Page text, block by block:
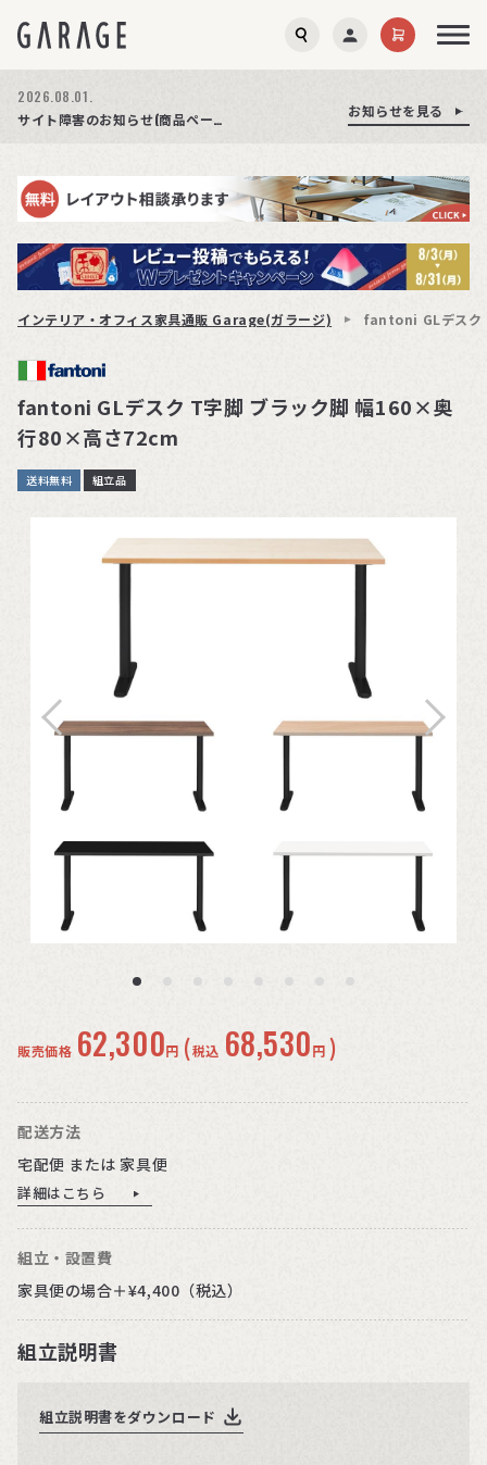
2026.08.03.
お知らせを見る
商品ページ障害復旧のお知らせ お知らせを見る
2026.08.01.
サイト障害のお知らせ(商品ページが正常に表示されない事象発生)
お知らせを見る
インテリア・オフィス家具通販 Garage(ガラージ) fantoni GLデスク
fantoni GLデスク T字脚 ブラック脚 幅160×奥
行80×高さ72cm
送料無料 組立品
販売価格 62,300円 (税込 68,530円 )
配送方法
宅配便 または 家具便
詳細はこちら
組立・設置費
家具便の場合＋¥4,400（税込）
組立説明書
組立説明書をダウンロード